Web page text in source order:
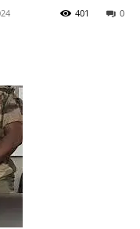
0
401